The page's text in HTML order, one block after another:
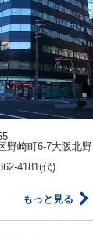
野崎町6-7大阪北野
4181(代)
もっと見る